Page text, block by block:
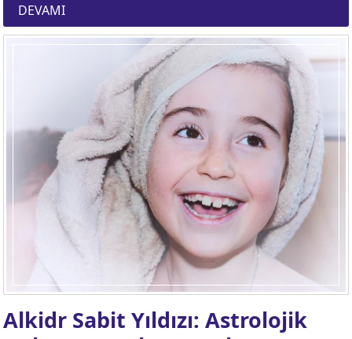
DEVAMI
Alkidr Sabit Yıldızı: Astrolojik